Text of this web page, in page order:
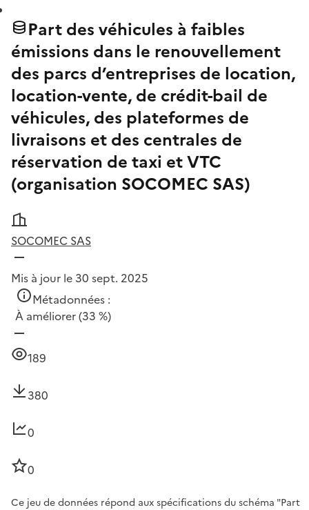
Part des véhicules à faibles
émissions dans le renouvellement
des parcs d’entreprises de location,
location-vente, de crédit-bail de
véhicules, des plateformes de
livraisons et des centrales de
réservation de taxi et VTC
(organisation SOCOMEC SAS)
SOCOMEC SAS
Mis à jour le 30 sept. 2025
Métadonnées :
À améliorer(33 %)
189
380
0
0
Ce jeu de données répond aux spécifications du schéma "Part